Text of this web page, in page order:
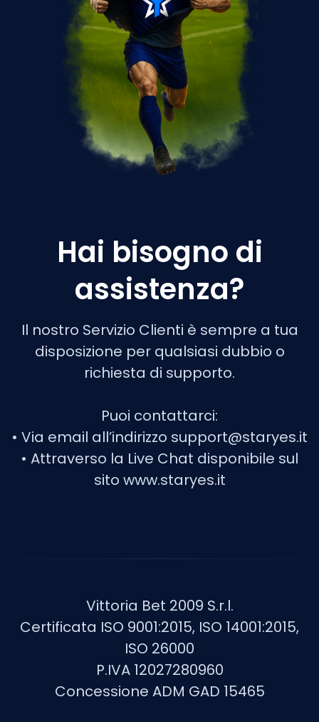
Hai bisogno di
assistenza?
Il nostro Servizio Clienti è sempre a tua
disposizione per qualsiasi dubbio o
richiesta di supporto.
Puoi contattarci:
• Via email all’indirizzo support@staryes.it
• Attraverso la Live Chat disponibile sul
sito www.staryes.it
Vittoria Bet 2009 S.r.l.
Certificata ISO 9001:2015, ISO 14001:2015,
ISO 26000
P.IVA 12027280960
Concessione ADM GAD 15465